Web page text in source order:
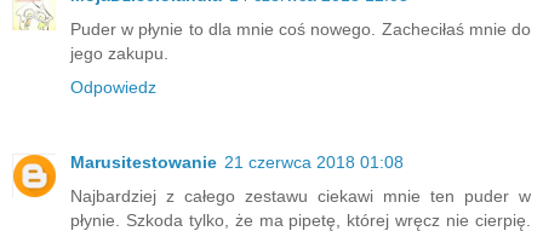
Puder w płynie to dla mnie coś nowego. Zacheciłaś mnie do
jego zakupu.
Odpowiedz
Marusitestowanie 21 czerwca 2018 01:08
Najbardziej z całego zestawu ciekawi mnie ten puder w
płynie. Szkoda tylko, że ma pipetę, której wręcz nie cierpię.